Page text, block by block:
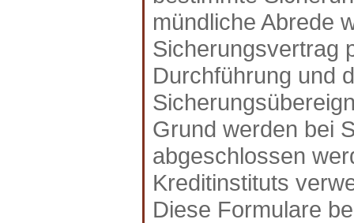
mündliche Abrede
Sicherungsvertrag
Durchführung und
Grund werden bei
abgeschlossen
Kreditinstituts
Diese Formulare